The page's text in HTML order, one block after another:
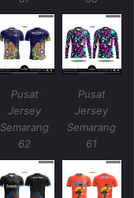
Pusat
Jersey
Semarang
62
Pusat
Jersey
Semarang
61